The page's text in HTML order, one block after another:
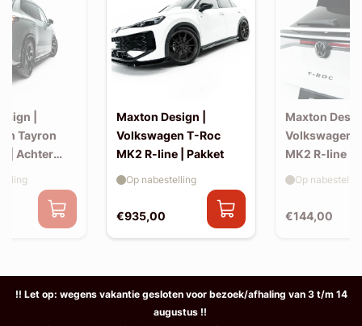
|
Tayron
| Achter
Maxton Design |
Volkswagen T-Roc
MK2 R-line | Pakket
€935,00
Op nabestelling
Maxton
Volkswagen
MK2 R-line |
extension
€144,00
Op
!! Let op: wegens vakantie gesloten voor bezoek/afhaling van 3 t/m 14
augustus !!